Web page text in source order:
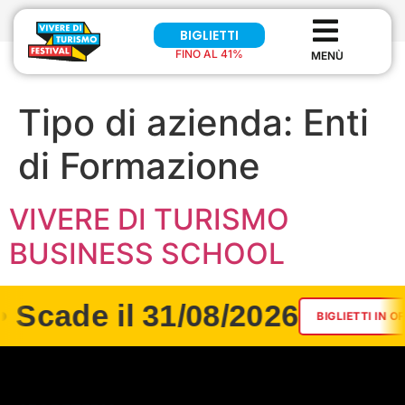
BIGLIETTI
FINO AL 41%
Tipo di azienda: Enti
di Formazione
VIVERE DI TURISMO
BUSINESS SCHOOL
il 31/08/2026 BIGLIETTI IN